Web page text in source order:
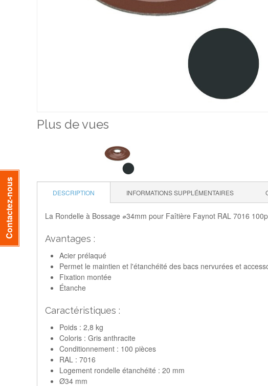
Plus de vues
DESCRIPTION INFORMATIONS SUPPLÉMENTAIRES
La Rondelle à Bossage ⌀34mm pour Faîtière Faynot RAL 7016
Avantages :
Acier prélaqué
Permet le maintien et l'étanchéité des bacs nervurées et
Fixation montée
Étanche
Caractéristiques :
Poids : 2,8 kg
Coloris : Gris anthracite
Conditionnement : 100 pièces
RAL : 7016
Logement rondelle étanchéité : 20 mm
Ø34 mm
Contactez-nous